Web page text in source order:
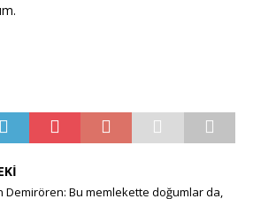
Demirören: Bu memlekette doğumlar da,